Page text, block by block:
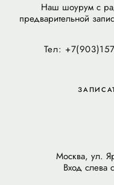
Наш шоурум с
предварительной
Тел:
Москва, ул.
Вход слева